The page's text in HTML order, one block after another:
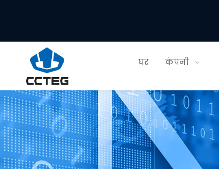
घर कंपनी